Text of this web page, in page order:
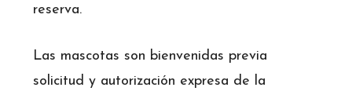
reserva.
Las mascotas son bienvenidas previa
solicitud y autorización expresa de la